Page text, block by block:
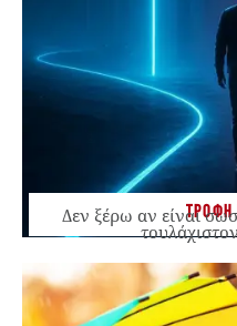
ΤΡΟΦΗ
Δεν ξέρω αν είναι